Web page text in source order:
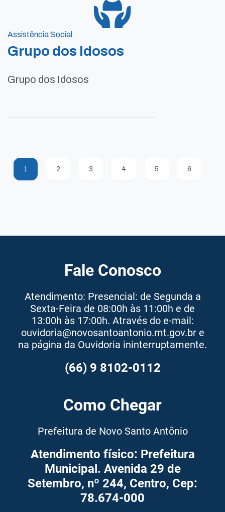
Assistência Social
Grupo dos Idosos
Grupo dos Idosos
1 2 3 4 5 6
Fale Conosco
Atendimento: Presencial: de Segunda a
Sexta-Feira de 08:00h às 11:00h e de
13:00h às 17:00h. Através do e-mail:
ouvidoria@novosantoantonio.mt.gov.br e
na página da Ouvidoria ininterruptamente.
(66) 9 8102-0112
Como Chegar
Prefeitura de Novo Santo Antônio
Atendimento físico: Prefeitura
Municipal. Avenida 29 de
Setembro, nº 244, Centro, Cep:
78.674-000